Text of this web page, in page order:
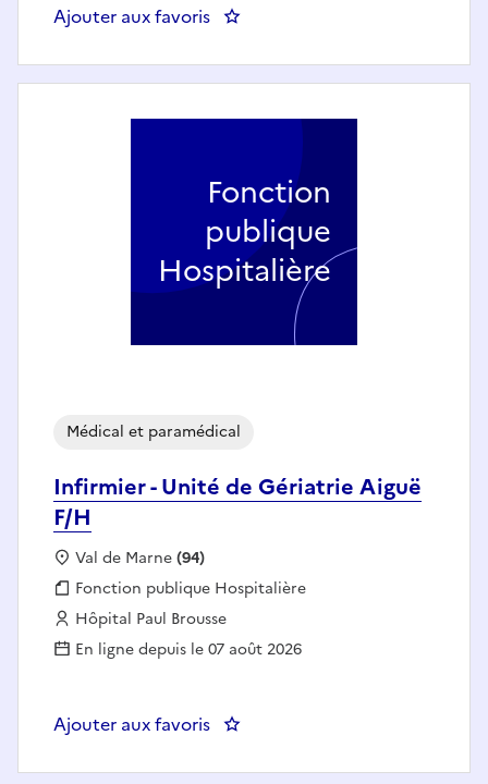
Ajouter aux favoris : Masseur kinésithérapeute -
Infirmier - Unité de Gériatrie Aiguë
F/H
Médical et paramédical
Localisation :
Val de Marne(94)
Fonction publique :
Fonction publique Hospitalière
Employeur :
Hôpital Paul Brousse
En ligne depuis le 07 août 2026
Ajouter aux favoris : Infirmier - Unité de Gériatrie
Fonction
publique
Hospitalière